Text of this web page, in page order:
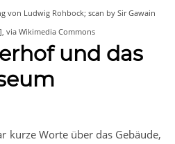
von Ludwig Rohbock; scan by Sir Gawain
via Wikimedia Commons
und das
kurze Worte über das Gebäude,